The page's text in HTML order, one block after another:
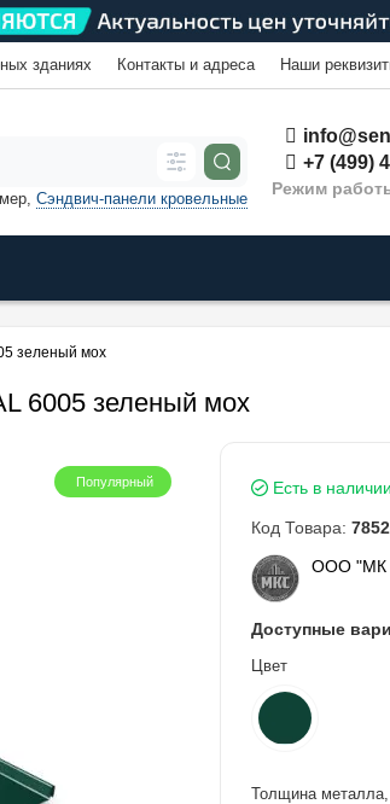
зданиях Контакты и адреса Наши
+7 (499)
Режим
Сэндвич-панели кровельные
зеленый мох
6005 зеленый мох
Популярный Есть в наличии
Код Товара:
ООО "МК
Доступные
Цвет
Толщина